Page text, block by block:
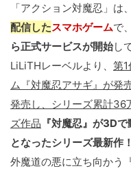
「アクション対魔忍」は、
配信したスマホゲームで、
ら正式サービスが開始し
LiLiTHレーベルより、 第
ム『対魔忍アサギ』が発
発売し、シリーズ累計36
ズ作品 『対魔忍』が3D
となったシリーズ最新作！
外魔道の悪に立ち向かう